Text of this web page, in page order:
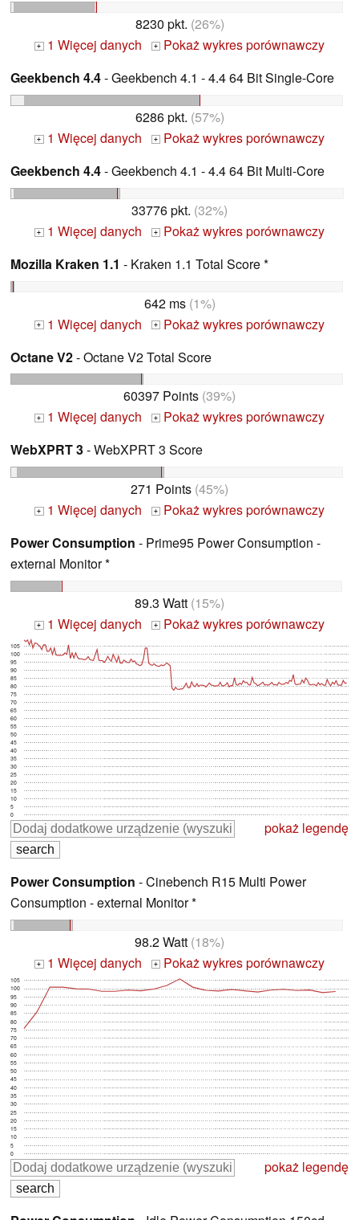
8230 pkt. (26%)
+ 1 Więcej danych +
Pokaż wykres porównawczy
Geekbench 4.4- Geekbench 4.1 - 4.4 64 Bit Single-Core
6286 pkt. (57%)
+ 1 Więcej danych +
Pokaż wykres porównawczy
Geekbench 4.4- Geekbench 4.1 - 4.4 64 Bit Multi-Core
33776 pkt. (32%)
+ 1 Więcej danych +
Pokaż wykres porównawczy
Mozilla Kraken 1.1 - Kraken 1.1 Total Score *
642 ms(1%)
+ 1 Więcej danych +
Pokaż wykres porównawczy
Octane V2- Octane V2 Total Score
60397 Points (39%)
+ 1 Więcej danych +
Pokaż wykres porównawczy
WebXPRT 3- WebXPRT 3 Score
271 Points (45%)
+ 1 Więcej danych +
Pokaż wykres porównawczy
Power Consumption - Prime95 Power Consumption -
external Monitor *
89.3 Watt (15%)
+ 1 Więcej danych + Pokaż wykres porównawczy
0
5
10
15
20
25
30
35
40
45
50
55
60
65
70
75
80
85
90
95
100
105
pokaż legendę
Power Consumption - Cinebench R15 Multi Power
Consumption - external Monitor *
98.2 Watt (18%)
+ 1 Więcej danych + Pokaż wykres porównawczy
0
5
10
15
20
25
30
35
40
45
50
55
60
65
70
75
80
85
90
95
100
105
pokaż legendę